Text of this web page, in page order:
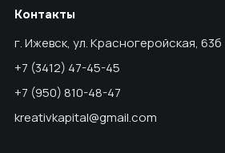
Контакты
г. Ижевск, ул. Красногеройская, 63б
+7 (3412) 47-45-45
+7 (950) 810-48-47
kreativkapital@gmail.com